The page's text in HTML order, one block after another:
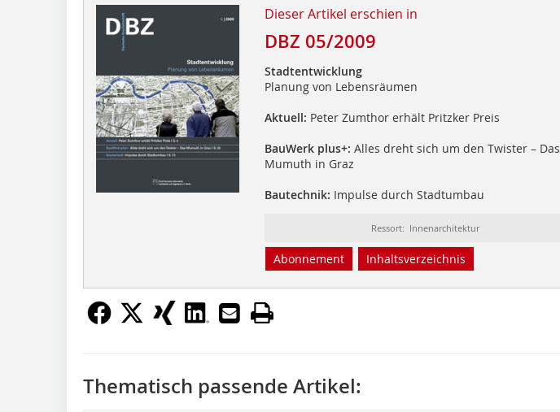
Dieser Artikel erschien in
DBZ 05/2009
Stadtentwicklung
Planung von Lebensräumen
Aktuell: Peter Zumthor erhält Pritzker Preis
BauWerk plus+: Alles dreht sich um den Twister – Das
Mumuth in Graz
Bautechnik: Impulse durch Stadtumbau
Ressort: Innenarchitektur
Abonnement Inhaltsverzeichnis
Thematisch passende Artikel: